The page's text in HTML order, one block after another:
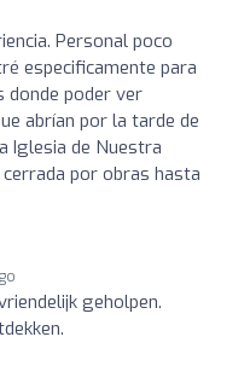
Personal poco
especificamente para
donde poder ver
abrían por la tarde de
Iglesia de Nuestra
por obras hasta
geholpen.